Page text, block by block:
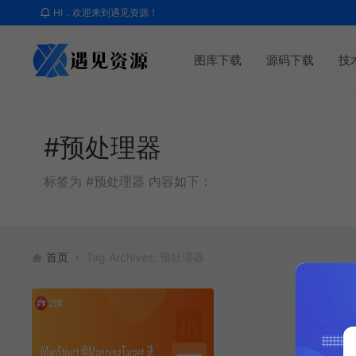
HI，欢迎来到遇见资源！
图库下载 源码下载 技
#预处理器
标签为 #预处理器 内容如下：
首页